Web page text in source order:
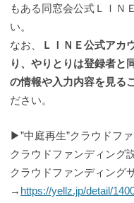
もある同窓会公式ＬＩＮ
い。
なお、
ＬＩＮＥ公式アカ
り、やりとりは登録者と
の情報や入力内容を見る
ださい。
▶”中庭再生”クラウドフ
クラウドファンディング
クラウドファンディング
→ https://yellz.jp/detail/